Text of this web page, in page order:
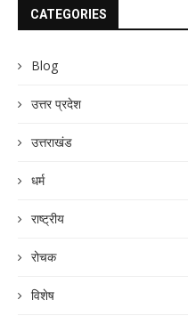
CATEGORIES
Blog
उत्तर प्रदेश
उत्तराखंड
धर्म
राष्ट्रीय
रोचक
विशेष